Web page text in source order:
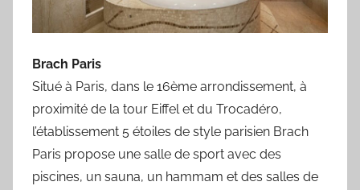
Brach Paris
Situé à Paris, dans le 16ème arrondissement, à
proximité de la tour Eiffel et du Trocadéro,
l’établissement 5 étoiles de style parisien Brach
Paris propose une salle de sport avec des
piscines, un sauna, un hammam et des salles de